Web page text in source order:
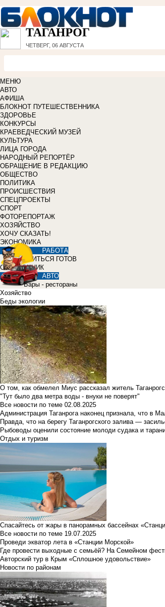
ТАГАНРОГ
ЧЕТВЕРГ, 06 АВГУСТА
МЕНЮ
АВТО
АФИША
БЛОКНОТ ПУТЕШЕСТВЕННИКА
ЗДОРОВЬЕ
КОНКУРСЫ
КРАЕВЕДЧЕСКИЙ МУЗЕЙ
КУЛЬТУРА
ЛИЦА ГОРОДА
НАРОДНЫЙ РЕПОРТЁР
ОБРАЩЕНИЕ В РЕДАКЦИЮ
ОБЩЕСТВО
ПОЛИТИКА
ПРОИСШЕСТВИЯ
СПЕЦПРОЕКТЫ
СПОРТ
ФОТОРЕПОРТАЖ
ХОЗЯЙСТВО
ХОЧУ СКАЗАТЬ!
ЭКОНОМИКА
РАБОТА
УЧИТЬСЯ ГОТОВ
СПРАВОЧНИК
АВТО
Бары - рестораны
Хозяйство
Беды экологии
О том, как обмелел Миус рассказал житель
"Тут было два метра воды - внуки не поверят"
Все новости по теме 02.08.2025
Администрация Таганрога наконец признала, что в
Правда, что на берегу Таганрогского залива —
Рыбоводы оценили состояние молоди судака и
Отдых и туризм
Спасайтесь от жары в панорамных бассейнах
Все новости по теме 19.07.2025
Проведи экватор лета в «Станции Морской»
Где провести выходные с семьёй? На Семейном
Авторский тур в Крым «Сплошное удовольствие»
Новости по районам